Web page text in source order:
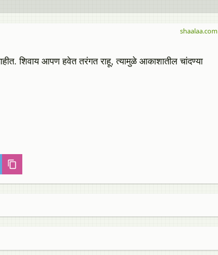
शिवाय आपण हवेत तरंगत राहू, त्यामुळे आकाशातील चांदण्या
shaalaa.com